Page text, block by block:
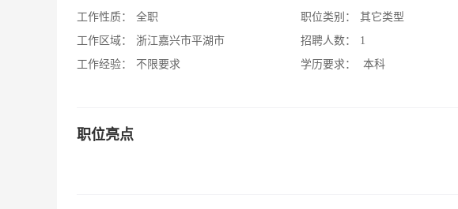
工作性质：
全职
工作区域：
浙江嘉兴市平湖市
工作经验：
不限要求
职位类别：
其它类型
招聘人数：
1
学历要求：
本科
职位亮点